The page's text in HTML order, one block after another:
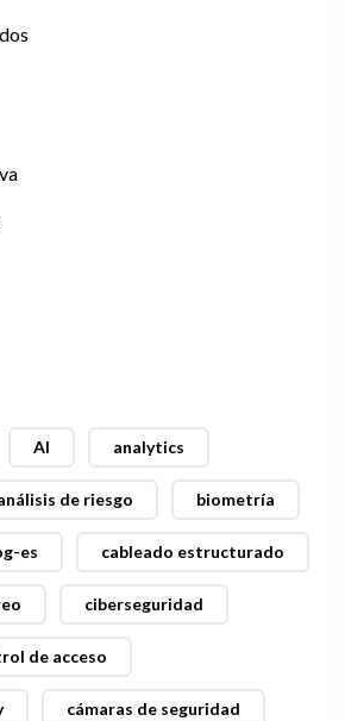
AI analytics
de riesgo biometría
es cableado estructurado
ciberseguridad
de acceso
cámaras de seguridad